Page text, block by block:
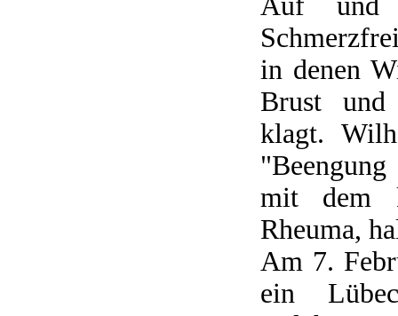
in denen
Brust und
klagt.
mit dem
Rheuma,
Am 7.
ein